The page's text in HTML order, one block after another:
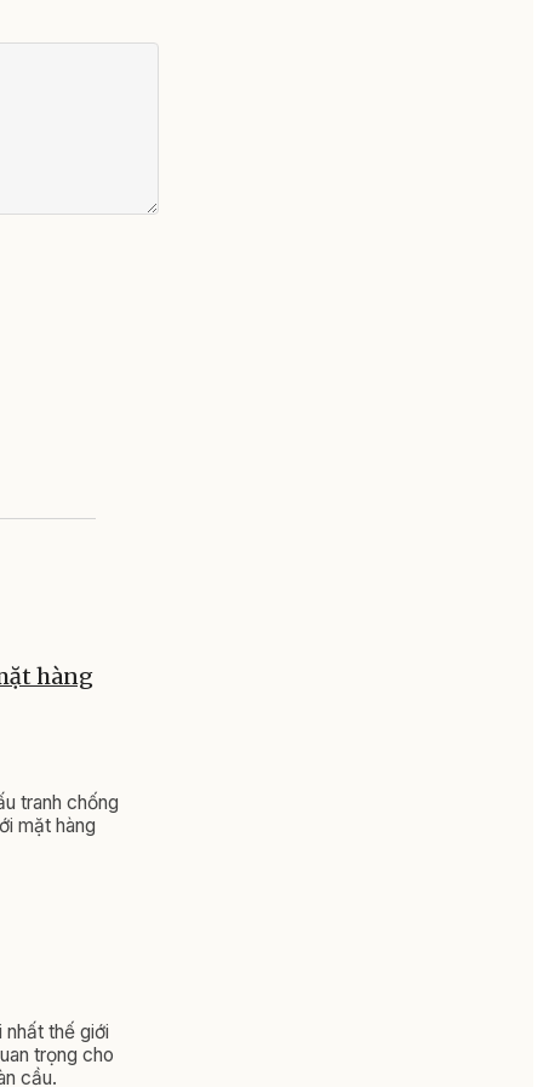
hàng
tranh chống
mặt hàng
thế giới
trọng cho
cầu.